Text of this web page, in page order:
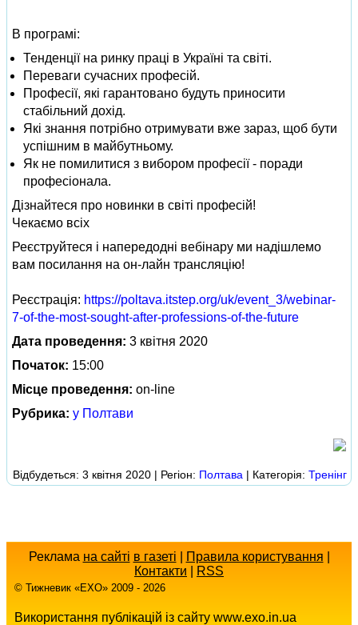
В програмі:
Тенденції на ринку праці в Україні та світі.
Переваги сучасних професій.
Професії, які гарантовано будуть приносити
стабільний дохід.
Які знання потрібно отримувати вже зараз, щоб бути
успішним в майбутньому.
Як не помилитися з вибором професії - поради
професіонала.
Дізнайтеся про новинки в світі професій!
Чекаємо всіх
Реєструйтеся і напередодні вебінару ми надішлемо
вам посилання на он-лайн трансляцію!
Реєстрація: https://poltava.itstep.org/uk/event_3/webinar-
7-of-the-most-sought-after-professions-of-the-future
Дата проведення: 3 квітня 2020
Початок: 15:00
Місце проведення: on-line
Рубрика: у Полтави
Відбудеться: 3 квітня 2020 | Регіон: Полтава | Категорія: Тренінг
Реклама на сайті в газеті Правила користування
Контакти
RSS
© Тижневик «EХO» 2009 - 2026
Використання публікацій із сайту www.exo.in.ua